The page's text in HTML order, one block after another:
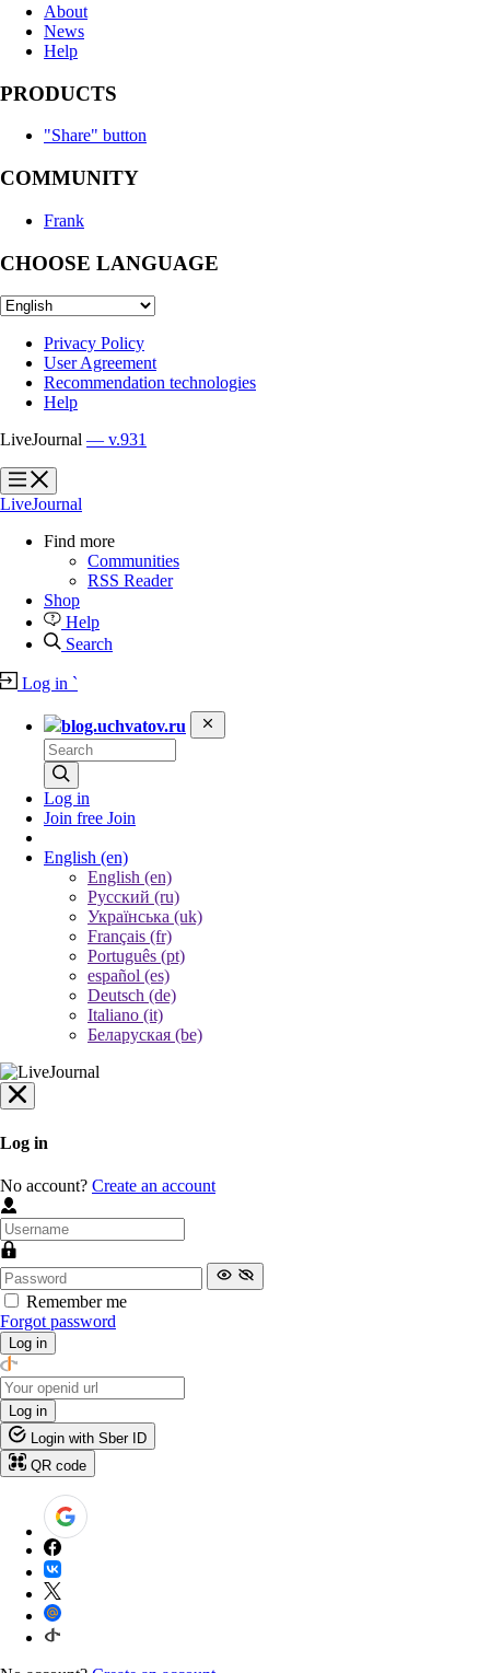
About
News
Help
PRODUCTS
"Share" button
COMMUNITY
Frank
CHOOSE LANGUAGE
Privacy Policy
User Agreement
Recommendation technologies
Help
LiveJournal — v.931
?
?
LiveJournal
Find more
Communities
RSS Reader
Shop
Help
Search
Log in `
blog.uchvatov.ru
Log in
Join free Join
English (en)
English (en)
Русский (ru)
Українська (uk)
Français (fr)
Português (pt)
español (es)
Deutsch (de)
Italiano (it)
Беларуская (be)
Log in
No account? Create an account
Remember me
Forgot password
Log in
Log in
Login with Sber ID
QR code